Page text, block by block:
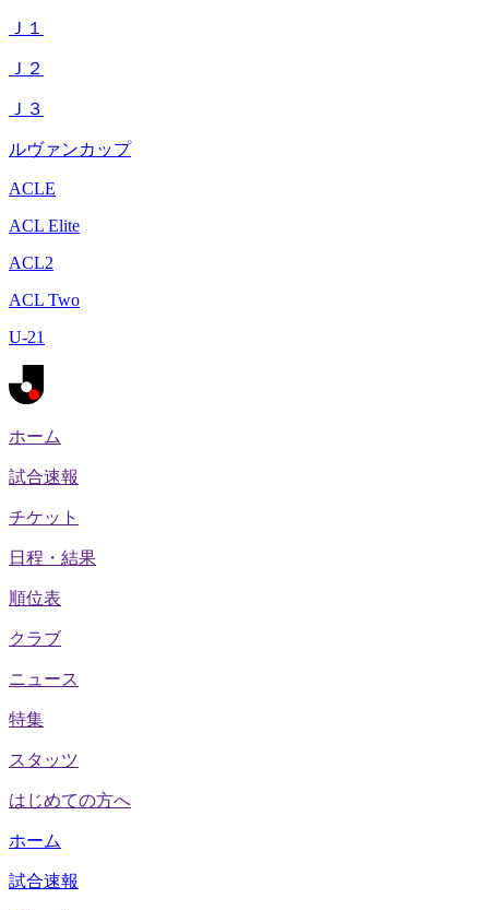
Ｊ１
Ｊ２
Ｊ３
ルヴァンカップ
ACLE
ACL Elite
ACL2
ACL Two
U-21
ホーム
試合速報
チケット
日程・結果
順位表
クラブ
ニュース
特集
スタッツ
はじめての方へ
ホーム
試合速報